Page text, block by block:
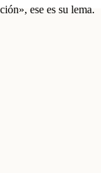
ese es su lema.